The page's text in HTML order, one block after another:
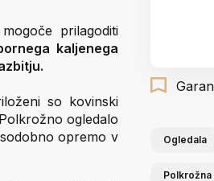
prilagoditi
kaljenega
so kovinski
ogledalo
opremo v
Ogledala